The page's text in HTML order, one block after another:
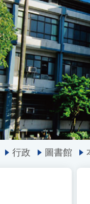
行政 圖書館